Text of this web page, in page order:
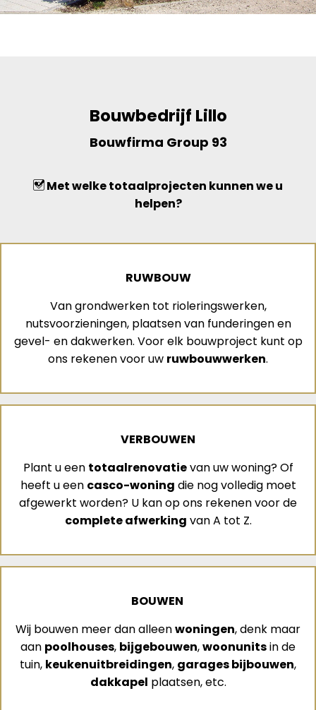
Bouwbedrijf Lillo
Bouwfirma Group 93
Met welke totaalprojecten kunnen we u
helpen?
RUWBOUW
Van grondwerken tot rioleringswerken,
nutsvoorzieningen, plaatsen van funderingen en
gevel- en dakwerken. Voor elk bouwproject kunt op
ons rekenen voor uw ruwbouwwerken.
VERBOUWEN
Plant u een totaalrenovatievan uw woning? Of
heeft u een casco-woning die nog volledig moet
afgewerkt worden? U kan op ons rekenen voor de
complete afwerking van A tot Z.
BOUWEN
Wij bouwen meer dan alleenwoningen, denk maar
aan poolhouses, bijgebouwen,woonunitsin de
tuin, keukenuitbreidingen, garages bijbouwen,
dakkapel plaatsen, etc.